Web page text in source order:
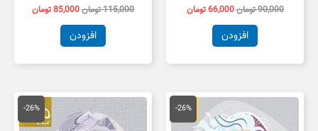
90,000تومان66,000تومان
افزودن
115,000تومان85,000تومان
افزودن
-26%
قیمت
اصلی
95,000 تومان
قیمت
فعلی
-26%
قیمت
اصلی
95,000 تومان
قیمت
فعلی